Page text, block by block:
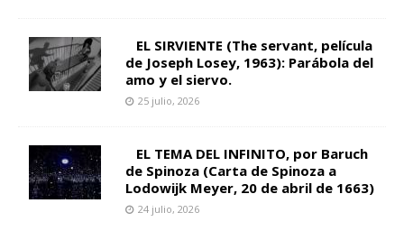
EL SIRVIENTE (The servant, película
de Joseph Losey, 1963): Parábola del
amo y el siervo.
25 julio, 2026
EL TEMA DEL INFINITO, por Baruch
de Spinoza (Carta de Spinoza a
Lodowijk Meyer, 20 de abril de 1663)
24 julio, 2026